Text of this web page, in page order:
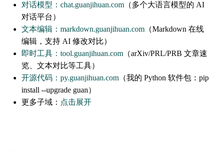
对话模型：chat.guanjihuan.com（多个大语言模型的 AI
对话平台）
文本编辑：markdown.guanjihuan.com（Markdown 在线
编辑，支持 AI 修改对比）
即时工具：tool.guanjihuan.com（arXiv/PRL/PRB 文章速
览、文本对比等工具）
开源代码：py.guanjihuan.com（我的 Python 软件包：pip
install --upgrade guan）
更多子域： 点击展开